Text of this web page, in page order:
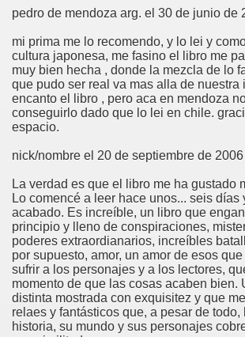
pedro de mendoza arg. el 30 de junio de
mi prima me lo recomendo, y lo lei y
cultura japonesa, me fasino el libro me
muy bien hecha , donde la mezcla de lo
que pudo ser real va mas alla de nuestra
encanto el libro , pero aca en mendoza
conseguirlo dado que lo lei en chile.
espacio.
nick/nombre el 20 de septiembre de
La verdad es que el libro me ha gustado
Lo comencé a leer hace unos... seis días
acabado. Es increíble, un libro que
principio y lleno de conspiraciones,
poderes extraordianarios, increíbles
por supuesto, amor, un amor de esos
sufrir a los personajes y a los lectores,
momento de que las cosas acaben bien.
distinta mostrada con exquisitez y que
relaes y fantásticos que, a pesar de todo,
historia, su mundo y sus personajes